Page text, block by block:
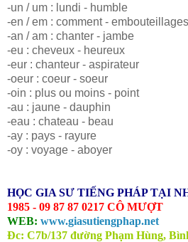
-un / um : lundi - humble
-en / em : comment - embouteillages
-an / am : chanter - jambe
-eu : cheveux - heureux
-eur : chanteur - aspirateur
-oeur : coeur - soeur
-oin : plus ou moins - point
-au : jaune - dauphin
-eau : chateau - beau
-ay : pays - rayure
-oy : voyage - aboyer
HỌC GIA SƯ TIẾNG PHÁP TẠI
1985 - 09 87 87 0217 CÔ MƯỢT
WEB: www.giasutiengphap.net
Đc: C7b/137 đường Phạm Hùng,